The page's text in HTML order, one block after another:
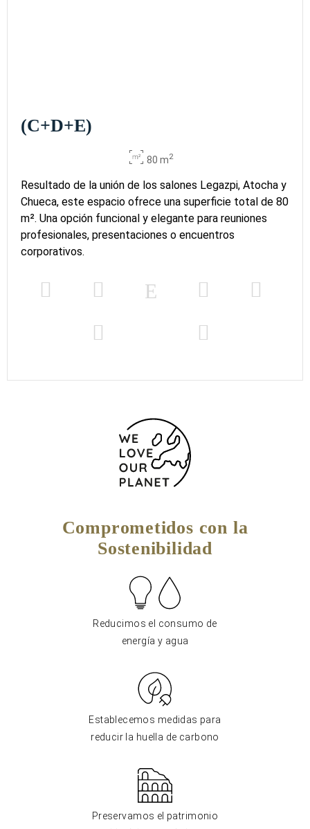
(C+D+E)
80 m2
Resultado de la unión de los salones Legazpi, Atocha y
Chueca, este espacio ofrece una superficie total de 80
m². Una opción funcional y elegante para reuniones
profesionales, presentaciones o encuentros
corporativos.
Comprometidos con la
Sostenibilidad
Reducimos el consumo de
energía y agua
Establecemos medidas para
reducir la huella de carbono
Preservamos el patrimonio